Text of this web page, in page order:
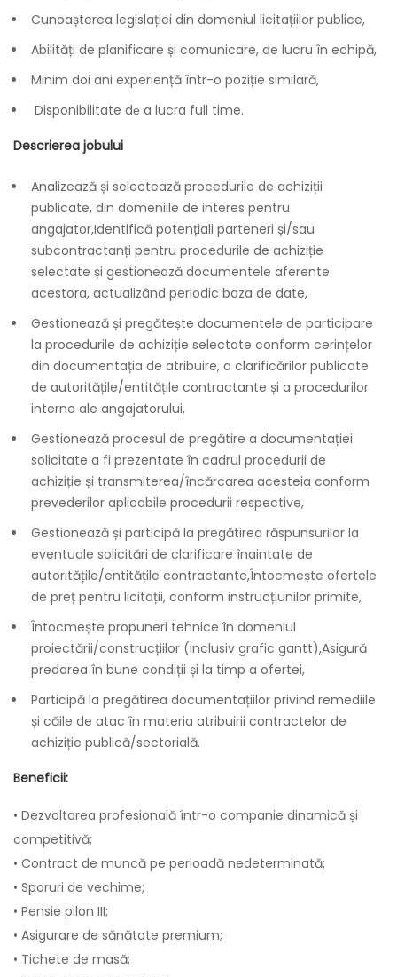
Cunoașterea legislației din domeniul licitațiilor publice,
Abilități de planificare și comunicare, de lucru în echipă,
Minim doi ani experiență într-o poziție similară,
Disponibilitate dе a lucra full time.
Descrierea jobului
Analizează și selectează procedurile de achiziții
publicate, din domeniile de interes pentru
angajator,Identifică potențiali parteneri și/sau
subcontractanți pentru procedurile de achiziție
selectate și gestionează documentele aferente
acestora, actualizând periodic baza de date,
Gestionează și pregătește documentele de participare
la procedurile de achiziție selectate conform cerințelor
din documentația de atribuire, a clarificărilor publicate
de autoritățile/entitățile contractante și a procedurilor
interne ale angajatorului,
Gestionează procesul de pregătire a documentației
solicitate a fi prezentate în cadrul procedurii de
achiziție și transmiterea/încărcarea acesteia conform
prevederilor aplicabile procedurii respective,
Gestionează și participă la pregătirea răspunsurilor la
eventuale solicitări de clarificare înaintate de
autoritățile/entitățile contractante,Întocmește ofertele
de preț pentru licitații, conform instrucțiunilor primite,
Întocmește propuneri tehnice în domeniul
proiectării/construcțiilor (inclusiv grafic gantt),Asigură
predarea în bune condiții și la timp a ofertei,
Participă la pregătirea documentațiilor privind remediile
și căile de atac în materia atribuirii contractelor de
achiziție publică/sectorială.
Beneficii:
• Dezvoltarea profesională într-o companie dinamică și
competitivă;
• Contract de muncă pe perioadă nedeterminată;
• Sporuri de vechime;
• Pensie pilon III;
• Asigurare de sănătate premium;
• Tichete de masă;